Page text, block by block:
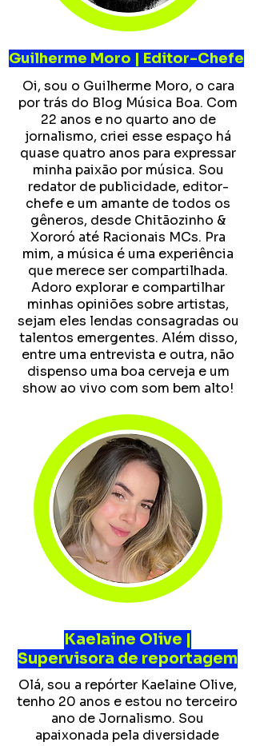
Guilherme Moro | Editor-Chefe
Oi, sou o Guilherme Moro, o cara
por trás do Blog Música Boa. Com
22 anos e no quarto ano de
jornalismo, criei esse espaço há
quase quatro anos para expressar
minha paixão por música. Sou
redator de publicidade, editor-
chefe e um amante de todos os
gêneros, desde Chitãozinho &
Xororó até Racionais MCs. Pra
mim, a música é uma experiência
que merece ser compartilhada.
Adoro explorar e compartilhar
minhas opiniões sobre artistas,
sejam eles lendas consagradas ou
talentos emergentes. Além disso,
entre uma entrevista e outra, não
dispenso uma boa cerveja e um
show ao vivo com som bem alto!
Kaelaine Olive |
Supervisora de reportagem
Olá, sou a repórter Kaelaine Olive,
tenho 20 anos e estou no terceiro
ano de Jornalismo. Sou
apaixonada pela diversidade